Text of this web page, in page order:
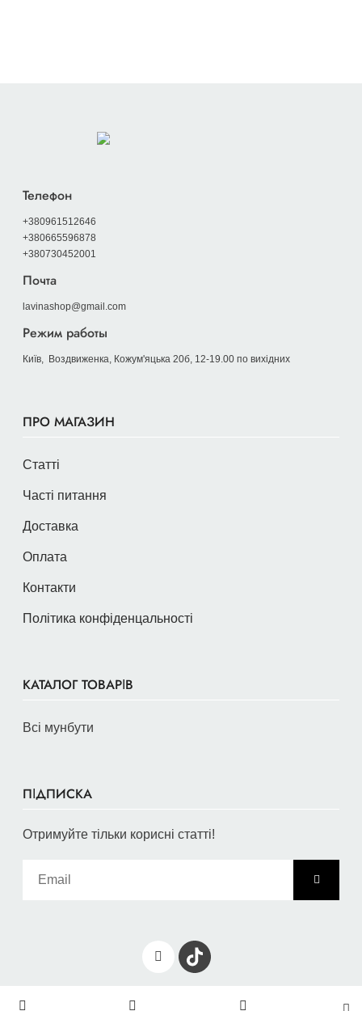
Телефон
+380961512646
+380665596878
+380730452001
Почта
lavinashop@gmail.com
Режим работы
Київ, Воздвиженка, Кожум'яцька 20б, 12-19.00 по вихідних
ПРО МАГАЗИН
Статті
Часті питання
Доставка
Оплата
Контакти
Політика конфіденцальності
КАТАЛОГ ТОВАРІВ
Всі мунбути
ПІДПИСКА
Отримуйте тільки корисні статті!
© 2026 moonboot.com.ua